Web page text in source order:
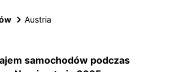
Austria
samochodów podczas